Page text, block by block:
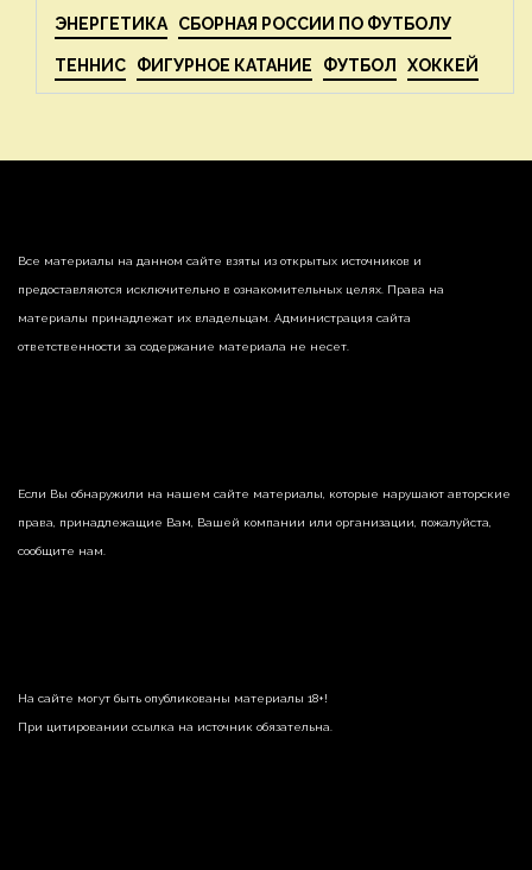
ЭНЕРГЕТИКА СБОРНАЯ РОССИИ ПО ФУТБОЛУ
ТЕННИС ФИГУРНОЕ КАТАНИЕ ФУТБОЛ ХОККЕЙ
Все материалы на данном сайте взяты из открытых источников и
предоставляются исключительно в ознакомительных целях. Права на
материалы принадлежат их владельцам. Администрация сайта
ответственности за содержание материала не несет.
Если Вы обнаружили на нашем сайте материалы, которые нарушают авторские
права, принадлежащие Вам, Вашей компании или организации, пожалуйста,
сообщите нам.
На сайте могут быть опубликованы материалы 18+!
При цитировании ссылка на источник обязательна.